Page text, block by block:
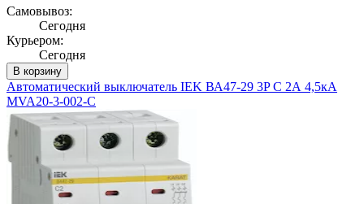
Самовывоз:
Сегодня
Курьером:
Сегодня
В корзину
Автоматический выключатель IEK ВА47-29 3P C 2А 4,5кА
MVA20-3-002-C